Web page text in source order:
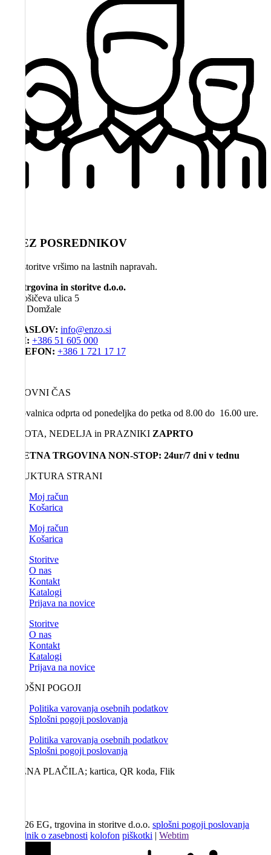
BREZ POSREDNIKOV
Vse storitve vršimo na lastnih napravah.
EG, trgovina in storitve d.o.o.
Miklošičeva ulica 5
1230 Domžale
E-NASLOV: info@enzo.si
GSM: +386 51 605 000
TELEFON: +386 1 721 17 17
DELOVNI ČAS
Poslovalnica odprta od ponedeljka do petka od 8.00 do 16.00 ure.
SOBOTA, NEDELJA in PRAZNIKI ZAPRTO
SPLETNA TRGOVINA NON-STOP: 24ur/7 dni v tednu
STRUKTURA STRANI
Moj račun
Košarica
Moj račun
Košarica
Storitve
O nas
Kontakt
Katalogi
Prijava na novice
Storitve
O nas
Kontakt
Katalogi
Prijava na novice
SPLOŠNI POGOJI
Politika varovanja osebnih podatkov
Splošni pogoji poslovanja
Politika varovanja osebnih podatkov
Splošni pogoji poslovanja
MOŽNA PLAČILA; kartica, QR koda, Flik
2026 EG, trgovina in storitve d.o.o. splošni pogoji poslovanja
pravilnik o zasebnosti kolofon piškotki | Webtim